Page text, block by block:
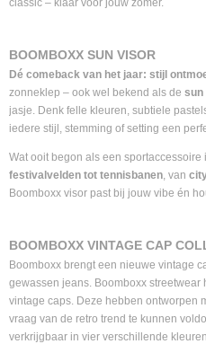
classic – klaar voor jouw zomer.
BOOMBOXX SUN VISOR
Dé comeback van het jaar: stijl
zonneklep – ook wel bekend als de sun
jasje. Denk felle kleuren, subtiele
iedere stijl, stemming of setting een
Wat ooit begon als een sportaccessoire
festivalvelden tot tennisbanen, van
Boomboxx visor past bij jouw vibe én
BOOMBOXX VINTAGE CAP
Boomboxx brengt een nieuwe vintage
gewassen jeans. Boomboxx
vintage caps. Deze hebben ontworpen
vraag van de retro trend te kunnen
verkrijgbaar in vier verschillende